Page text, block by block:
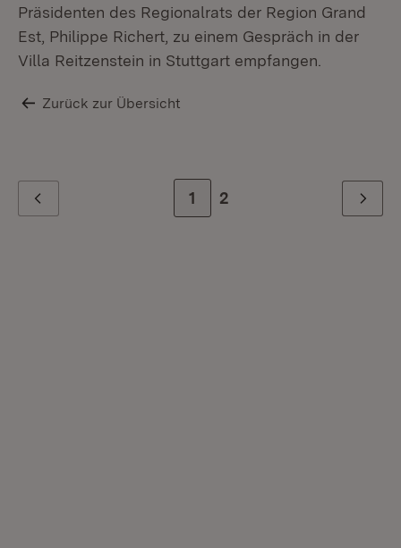
Präsidenten des Regionalrats der Region Grand
Est, Philippe Richert, zu einem Gespräch in der
Villa Reitzenstein in Stuttgart empfangen.
Zurück zur Übersicht
Zur Seite
1 Zur letzten Seite
2 Weiter